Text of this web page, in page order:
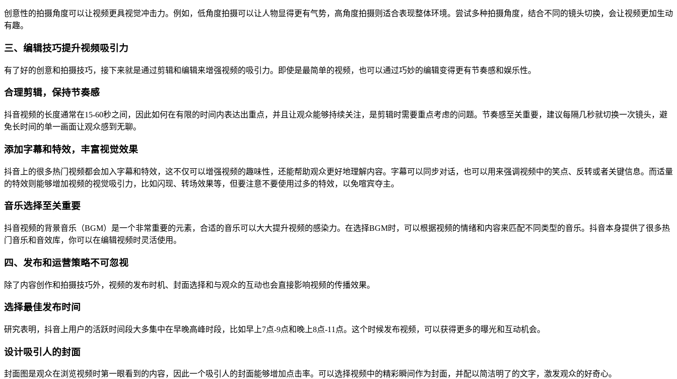
创意性的拍摄角度可以让视频更具视觉冲击力。例如，低角度拍摄可以让人物显得更有气势，高角度拍摄则适合表现整体环境。尝试多种拍摄角度，结合不同的镜头切换，会让视频更加生动
有趣。
三、编辑技巧提升视频吸引力
有了好的创意和拍摄技巧，接下来就是通过剪辑和编辑来增强视频的吸引力。即使是最简单的视频，也可以通过巧妙的编辑变得更有节奏感和娱乐性。
合理剪辑，保持节奏感
抖音视频的长度通常在15-60秒之间，因此如何在有限的时间内表达出重点，并且让观众能够持续关注，是剪辑时需要重点考虑的问题。节奏感至关重要，建议每隔几秒就切换一次镜头，避
免长时间的单一画面让观众感到无聊。
添加字幕和特效，丰富视觉效果
抖音上的很多热门视频都会加入字幕和特效，这不仅可以增强视频的趣味性，还能帮助观众更好地理解内容。字幕可以同步对话，也可以用来强调视频中的笑点、反转或者关键信息。而适量
的特效则能够增加视频的视觉吸引力，比如闪现、转场效果等，但要注意不要使用过多的特效，以免喧宾夺主。
音乐选择至关重要
抖音视频的背景音乐（BGM）是一个非常重要的元素，合适的音乐可以大大提升视频的感染力。在选择BGM时，可以根据视频的情绪和内容来匹配不同类型的音乐。抖音本身提供了很多热
门音乐和音效库，你可以在编辑视频时灵活使用。
四、发布和运营策略不可忽视
除了内容创作和拍摄技巧外，视频的发布时机、封面选择和与观众的互动也会直接影响视频的传播效果。
选择最佳发布时间
研究表明，抖音上用户的活跃时间段大多集中在早晚高峰时段，比如早上7点-9点和晚上8点-11点。这个时候发布视频，可以获得更多的曝光和互动机会。
设计吸引人的封面
封面图是观众在浏览视频时第一眼看到的内容，因此一个吸引人的封面能够增加点击率。可以选择视频中的精彩瞬间作为封面，并配以简洁明了的文字，激发观众的好奇心。